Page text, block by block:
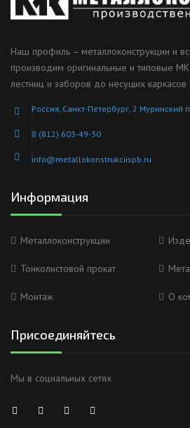
Наш профиль – металлоконструкции и
производим оригинальные и типовые
лестниц и заборов до несущих каркасов
Россия, Санкт-Петербург, 2 Муринский
8 (812) 603-49-30
info@metallokonstrukciispb.ru
Информация
Металлоконструкции
Тонколистовой прокат
Монтаж О
Присоединяйтесь
Мы в социальных сетях